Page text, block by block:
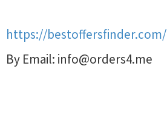
https://bestoffersfinder.com/
By Email: info@orders4.me